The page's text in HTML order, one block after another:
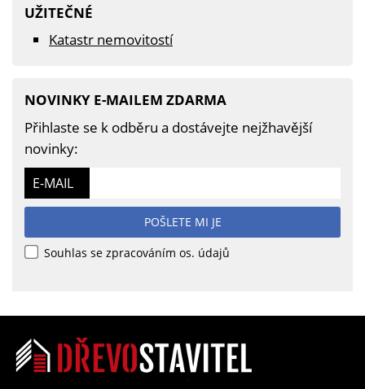
UŽITEČNÉ
Katastr nemovitostí
NOVINKY E-MAILEM ZDARMA
Přihlaste se k odběru a dostávejte nejžhavější
novinky:
E-MAIL
POŠLETE MI JE
Souhlas se zpracováním os. údajů